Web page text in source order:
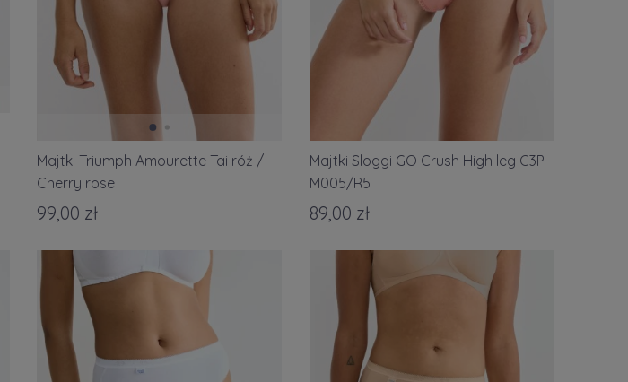
Majtki Triumph Amourette Tai róż /
Cherry rose
99,00 zł
Majtki Sloggi GO Crush High leg C3P
M005/R5
89,00 zł